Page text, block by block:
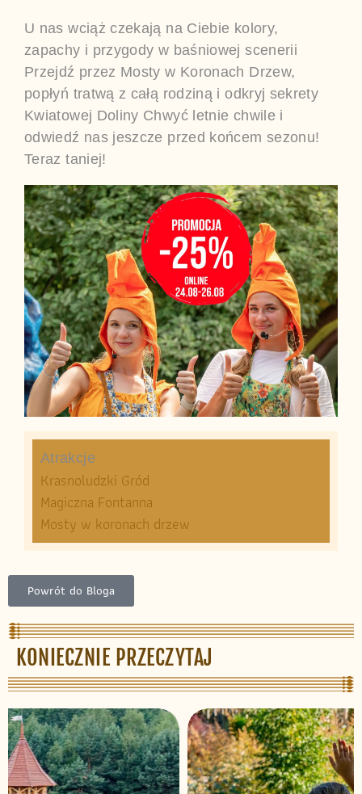
U nas wciąż czekają na Ciebie kolory,
zapachy i przygody w baśniowej scenerii
Przejdź przez Mosty w Koronach Drzew,
popłyń tratwą z całą rodziną i odkryj sekrety
Kwiatowej Doliny Chwyć letnie chwile i
odwiedź nas jeszcze przed końcem sezonu!
Teraz taniej!
Atrakcje
Krasnoludzki Gród
Magiczna Fontanna
Mosty w koronach drzew
Powrót do Bloga
KONIECZNIE PRZECZYTAJ